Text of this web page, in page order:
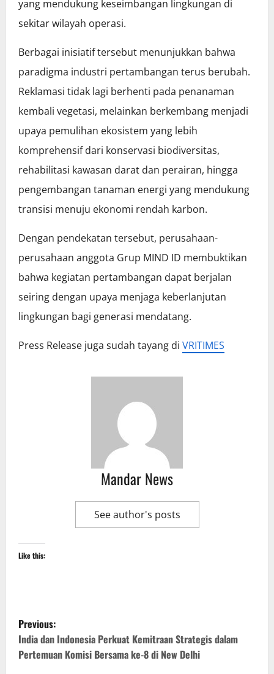
yang mendukung keseimbangan lingkungan di
sekitar wilayah operasi.
Berbagai inisiatif tersebut menunjukkan bahwa
paradigma industri pertambangan terus berubah.
Reklamasi tidak lagi berhenti pada penanaman
kembali vegetasi, melainkan berkembang menjadi
upaya pemulihan ekosistem yang lebih
komprehensif dari konservasi biodiversitas,
rehabilitasi kawasan darat dan perairan, hingga
pengembangan tanaman energi yang mendukung
transisi menuju ekonomi rendah karbon.
Dengan pendekatan tersebut, perusahaan-
perusahaan anggota Grup MIND ID membuktikan
bahwa kegiatan pertambangan dapat berjalan
seiring dengan upaya menjaga keberlanjutan
lingkungan bagi generasi mendatang.
Press Release juga sudah tayang di VRITIMES
Mandar News
See author's posts
Like this:
P
o
Previous:
India dan Indonesia Perkuat Kemitraan Strategis dalam
Pertemuan Komisi Bersama ke-8 di New Delhi